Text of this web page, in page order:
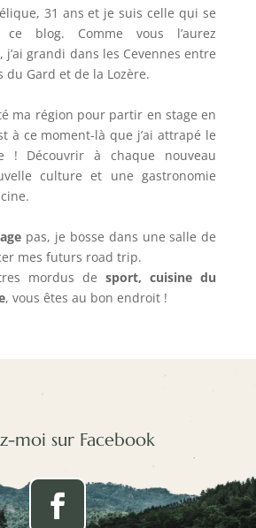
31 ans et je suis celle qui se
blog. Comme vous l’aurez
grandi dans les Cevennes entre
du Gard et de la Lozère.
ma région pour partir en stage en
à ce moment-là que j’ai attrapé le
! Découvrir à chaque nouveau
culture et une gastronomie
pas, je bosse dans une salle de
mes futurs road trip.
mordus desport, cuisine du
, vous êtes au bon endroit !
moi sur Facebook